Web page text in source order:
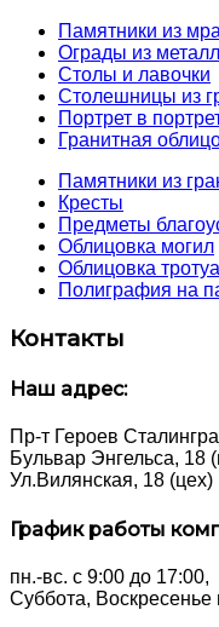
Памятники из
Ограды из
Столы и лавочки
Столешницы из
Портрет в
Гранитная
Памятники из
Кресты
Предметы
Облицовка могил
Облицовка
Полиграфия на
Контакты
Наш адрес:
Пр-т Героев
Бульвар Энгельса, 18
Ул.Вилянская, 18 (цех)
График работы
пн.-вс. с 9:00 до 17:00,
Суббота, Воскресенье